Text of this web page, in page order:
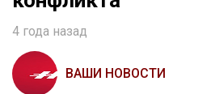
4 года назад
ВАШИ НОВОСТИ